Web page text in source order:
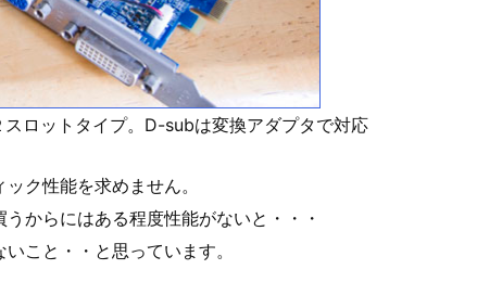
ロットタイプ。D-subは変換アダプタで対応
ク性能を求めません。
からにはある程度性能がないと・・・
こと・・と思っています。